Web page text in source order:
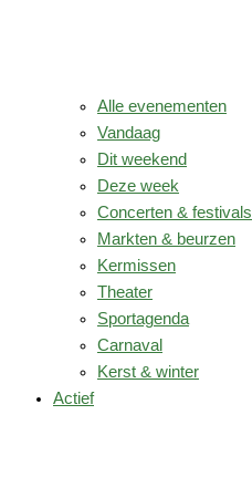
Alle evenementen
Vandaag
Dit weekend
Deze week
Concerten & festivals
Markten & beurzen
Kermissen
Theater
Sportagenda
Carnaval
Kerst & winter
Actief